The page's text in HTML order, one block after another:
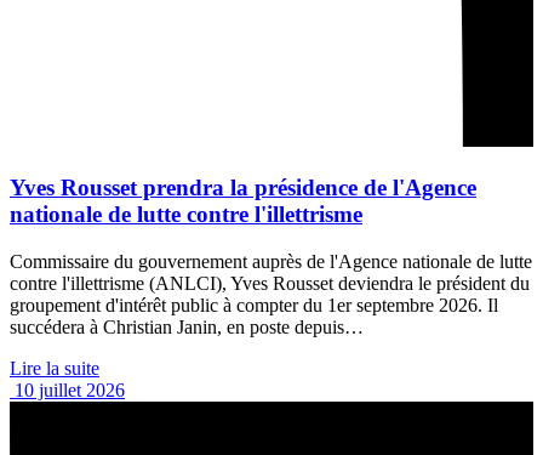
Yves Rousset prendra la présidence de l'Agence
nationale de lutte contre l'illettrisme
Commissaire du gouvernement auprès de l'Agence nationale de lutte
contre l'illettrisme (ANLCI), Yves Rousset deviendra le président du
groupement d'intérêt public à compter du 1er septembre 2026. Il
succédera à Christian Janin, en poste depuis…
Lire la suite
10 juillet 2026